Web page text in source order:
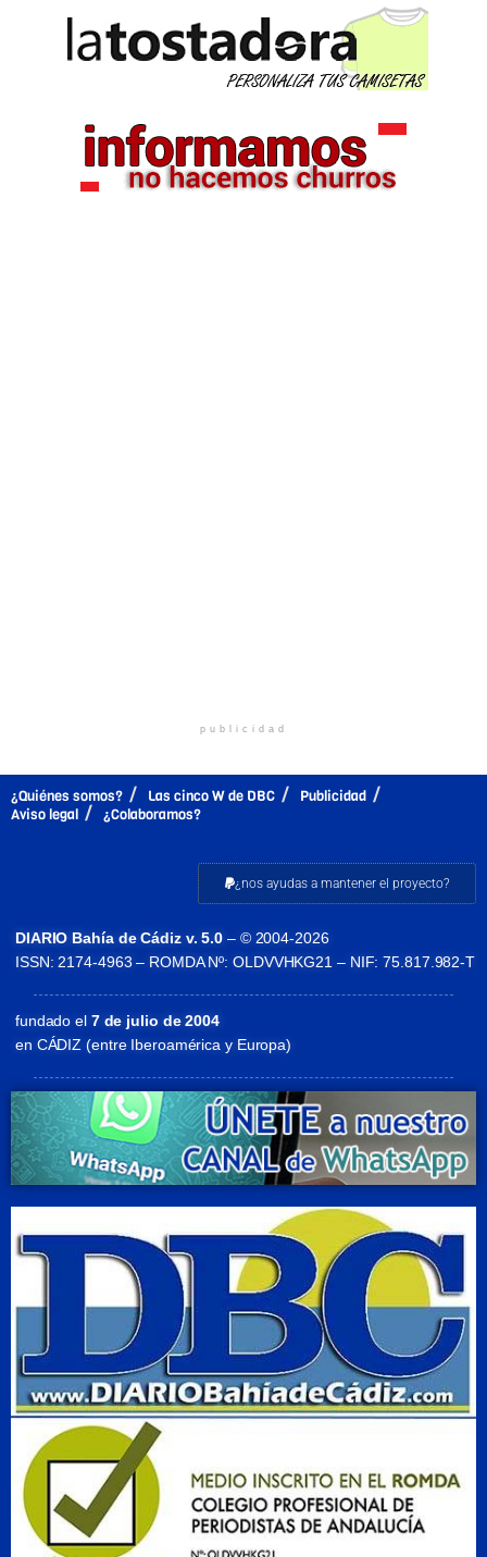
publicidad
¿Quiénes somos? Las cinco W de DBC
Publicidad
Aviso legal
¿Colaboramos?
¿nos ayudas a mantener el proyecto?
DIARIO Bahía de Cádiz v. 5.0 – © 2004-2026
ISSN: 2174-4963 – ROMDA Nº: OLDVVHKG21 – NIF: 75.817.982-T
fundado el7 de julio de 2004
en CÁDIZ (entre Iberoamérica y Europa)